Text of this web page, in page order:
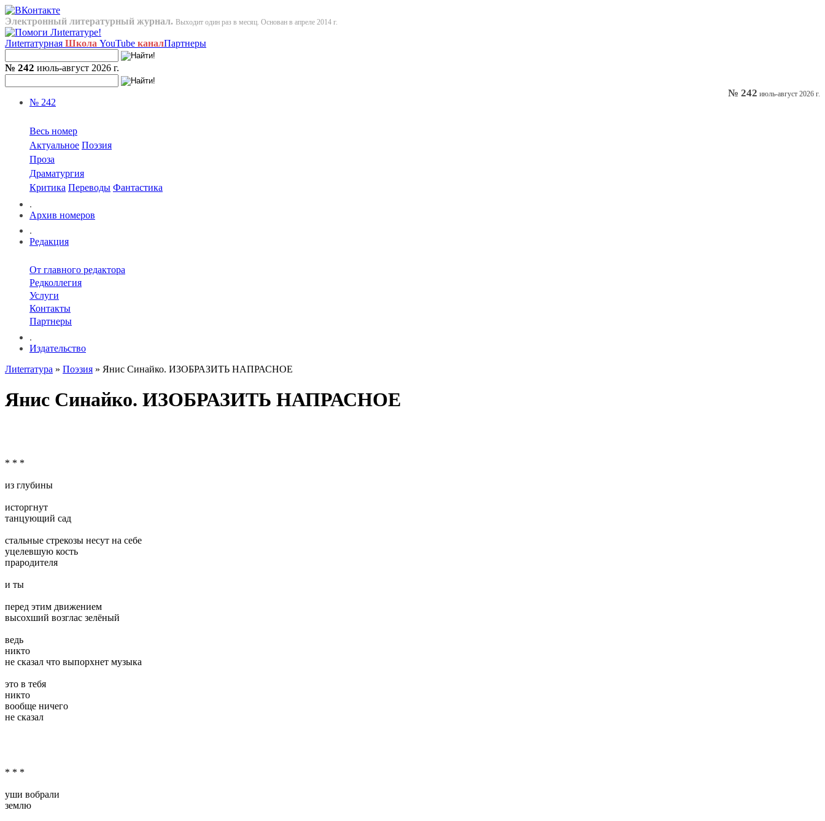
Электронный литературный журнал. Выходит один раз в месяц. Основан в апреле 2014 г.
Лиterraтурная Школа YouTube каналПартнеры
№ 242 июль-август 2026 г.
№ 242
Весь номер
Актуальное Поэзия
Проза
Драматургия
Критика Переводы Фантастика
.
Архив номеров
.
Редакция
От главного редактора
Редколлегия
Услуги
Контакты
Партнеры
.
Издательство
№ 242 июль-август 2026 г.
Лиterraтура » Поэзия » Янис Синайко. ИЗОБРАЗИТЬ НАПРАСНОЕ
Янис Синайко. ИЗОБРАЗИТЬ НАПРАСНОЕ
* * *
из глубины
исторгнут
танцующий сад
стальные стрекозы несут на себе
уцелевшую кость
прародителя
и ты
перед этим движением
высохший возглас зелёный
ведь
никто
не сказал что выпорхнет музыка
это в тебя
никто
вообще ничего
не сказал
* * *
уши вобрали
землю